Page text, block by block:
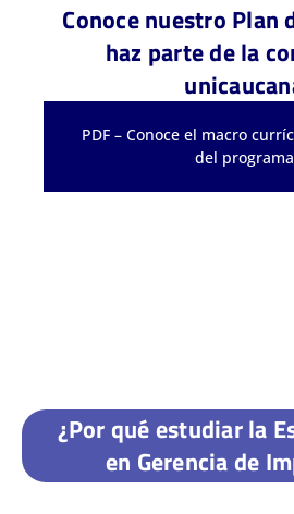
Conoce nuestro Plan
haz parte de la
PDF – Conoce el macro
del programa
¿Por qué estudiar la
en Gerencia de